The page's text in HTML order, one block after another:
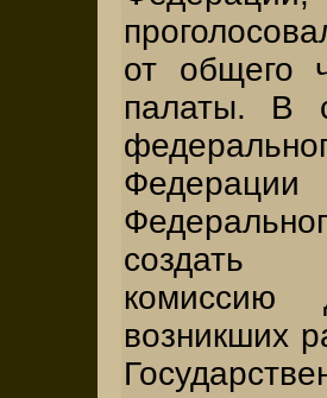
от общего
палаты. В
создать
комиссию
возникших